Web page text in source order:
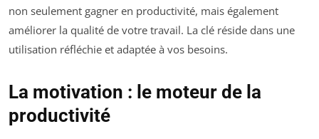
non seulement gagner en productivité, mais également
améliorer la qualité de votre travail. La clé réside dans une
utilisation réfléchie et adaptée à vos besoins.
La motivation : le moteur de la
productivité